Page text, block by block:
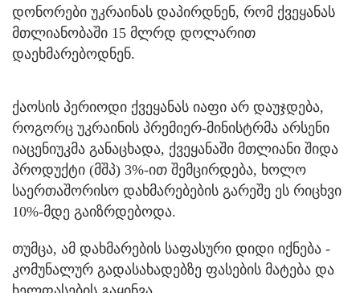
დონორები უკრაინას დაპირდნენ, რომ ქვეყანას
მთლიანობაში 15 მლრდ დოლარით
დაეხმარებოდნენ.
ქაოსის პერიოდი ქვეყანას იაფი არ დაუჯდება,
როგორც უკრაინის პრემიერ-მინისტრმა არსენი
იაცენიუკმა განაცხადა, ქვეყანაში მთლიანი შიდა
პროდუქტი (მშპ) 3%-ით შემცირდება, ხოლო
საერთაშორისო დახმარებების გარეშე ეს რიცხვი
10%-მდე გაიზრდებოდა.
თუმცა, ამ დახმარების საფასური დიდი იქნება -
კომუნალურ გადასახადებზე ფასების მატება და